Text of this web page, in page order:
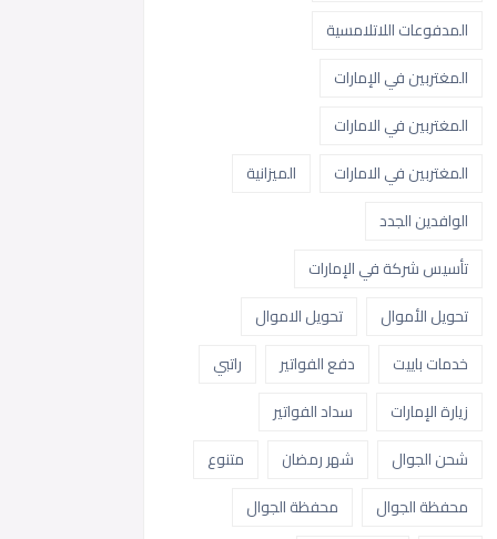
المدفوعات اللاتلامسية
المغتربين في الإمارات
المغتربين في الامارات
المغتربين في الامارات
الميزانية
الوافدين الجدد
تأسيس شركة في الإمارات
تحويل الأموال
تحويل الاموال
خدمات باييت
دفع الفواتير
راتبي
زيارة الإمارات
سداد الفواتير
شحن الجوال
شهر رمضان
متنوع
محفظة الجوال
محفظة الجوال